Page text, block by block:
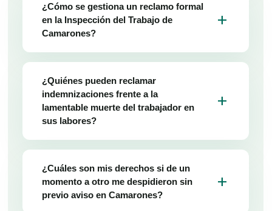
¿Cómo se gestiona un reclamo formal
en la Inspección del Trabajo de
Camarones?
add
¿Quiénes pueden reclamar
indemnizaciones frente a la
lamentable muerte del trabajador en
sus labores?
add
¿Cuáles son mis derechos si de un
momento a otro me despidieron sin
previo aviso en Camarones?
add